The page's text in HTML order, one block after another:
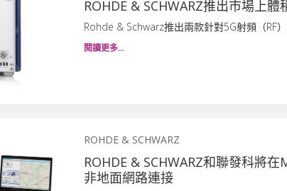
ROHDE & SCHWARZ推出市場上
Rohde & Schwarz推出兩款針對5G射頻（RF
閱讀更多…
ROHDE & SCHWARZ
ROHDE & SCHWARZ和聯發科將
非地面網路連接